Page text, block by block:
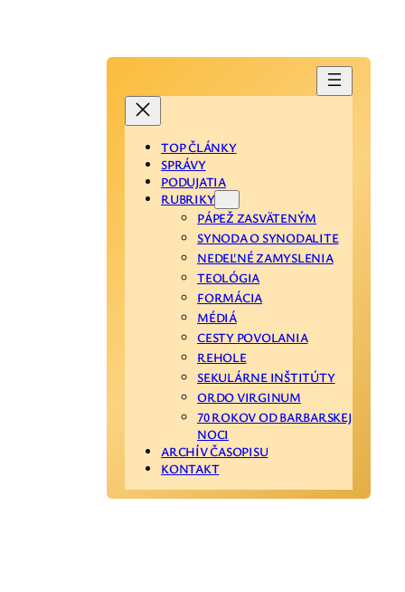
TOP ČLÁNKY
SPRÁVY
PODUJATIA
RUBRIKY
PÁPEŽ ZASVÄTENÝM
SYNODA O SYNODALITE
NEDEĽNÉ ZAMYSLENIA
TEOLÓGIA
FORMÁCIA
MÉDIÁ
CESTY POVOLANIA
REHOLE
SEKULÁRNE INŠTITÚTY
ORDO VIRGINUM
70 ROKOV OD BARBARSKEJ
NOCI
ARCHÍV ČASOPISU
KONTAKT